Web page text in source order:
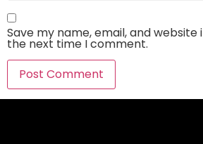
Save my name, email, and
the next time I comment.